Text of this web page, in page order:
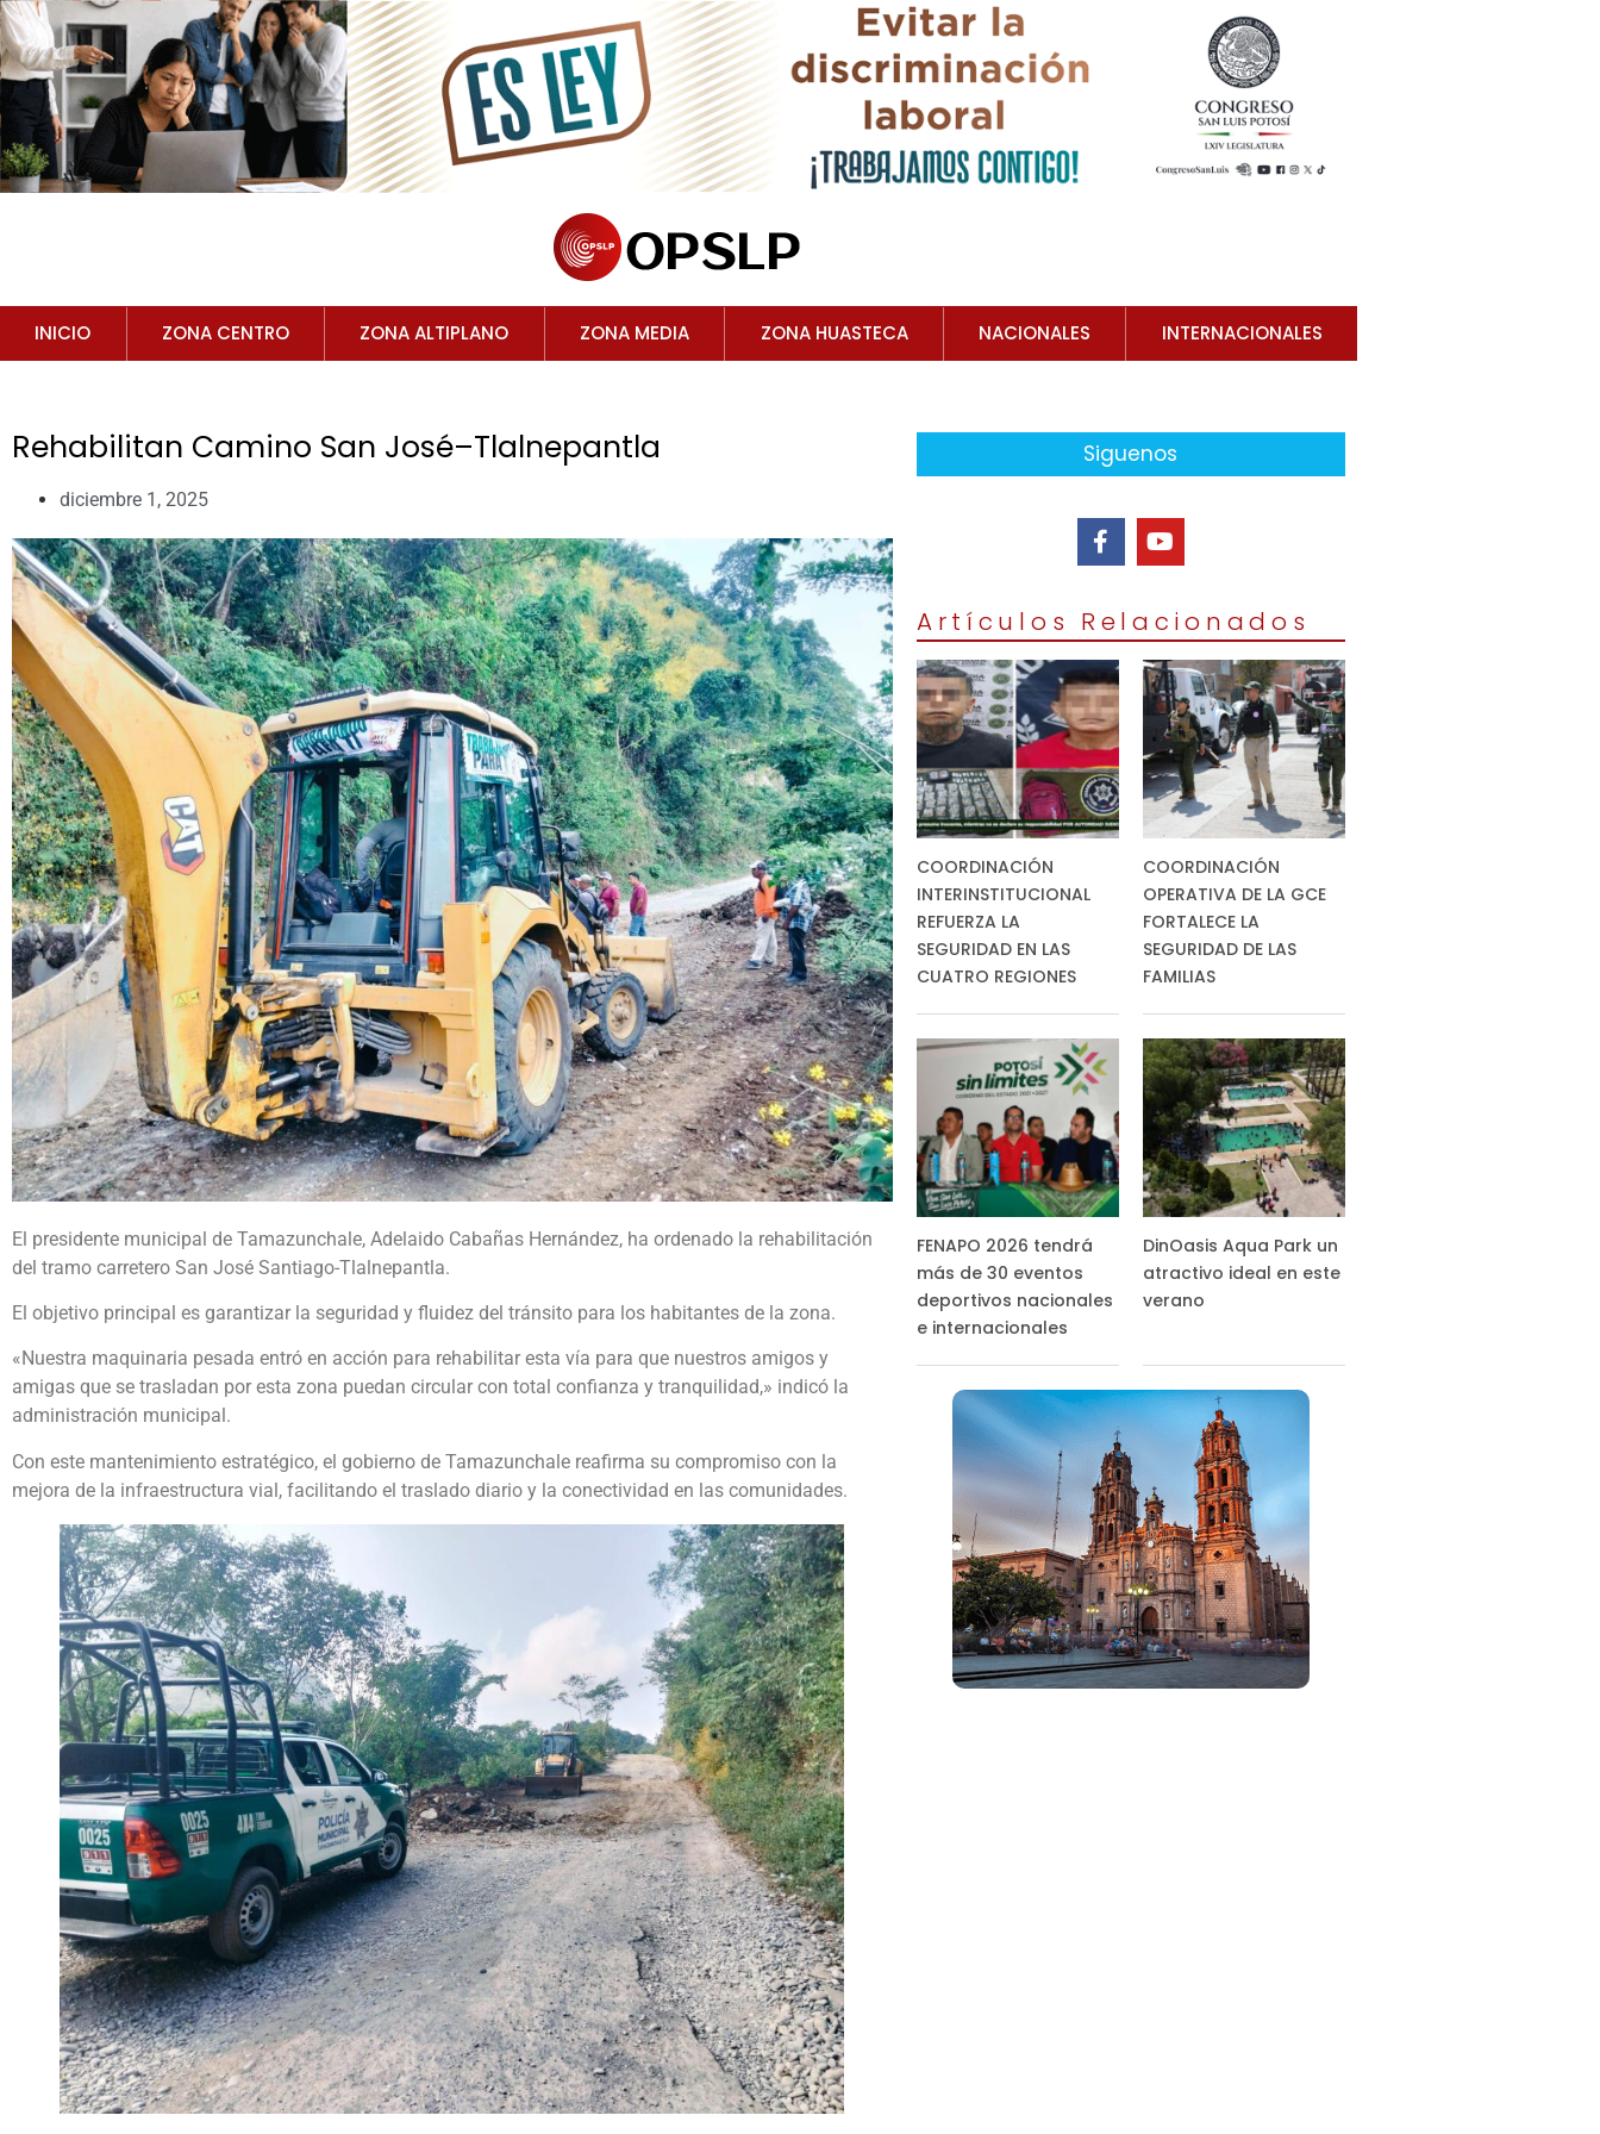
INICIO ZONA CENTRO ZONA ALTIPLANO ZONA MEDIA ZONA HUASTECA NACIONALES INTERNACIONALES
Rehabilitan Camino San José–Tlalnepantla
diciembre 1, 2025
El presidente municipal de Tamazunchale, Adelaido Cabañas Hernández, ha ordenado la rehabilitación
del tramo carretero San José Santiago-Tlalnepantla.
El objetivo principal es garantizar la seguridad y fluidez del tránsito para los habitantes de la zona.
«Nuestra maquinaria pesada entró en acción para rehabilitar esta vía para que nuestros amigos y
amigas que se trasladan por esta zona puedan circular con total confianza y tranquilidad,» indicó la
administración municipal.
Con este mantenimiento estratégico, el gobierno de Tamazunchale reafirma su compromiso con la
mejora de la infraestructura vial, facilitando el traslado diario y la conectividad en las comunidades.
Siguenos
Artículos Relacionados
COORDINACIÓN
INTERINSTITUCIONAL
REFUERZA LA
SEGURIDAD EN LAS
CUATRO REGIONES
COORDINACIÓN
OPERATIVA DE LA GCE
FORTALECE LA
SEGURIDAD DE LAS
FAMILIAS
FENAPO 2026 tendrá
más de 30 eventos
deportivos nacionales
e internacionales
DinOasis Aqua Park un
atractivo ideal en este
verano